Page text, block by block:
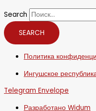
Search
SEARCH
Политика
Ингушское
Telegram Envelope
Разработано Widum